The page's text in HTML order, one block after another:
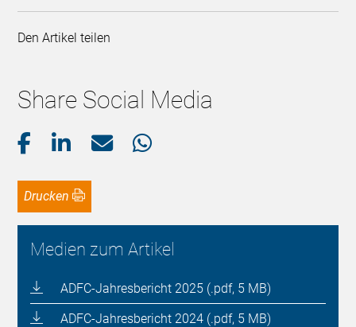
Den Artikel teilen
Share Social Media
Drucken
Medien zum Artikel
ADFC-Jahresbericht 2025 (.pdf, 5 MB)
ADFC-Jahresbericht 2024 (.pdf, 5 MB)